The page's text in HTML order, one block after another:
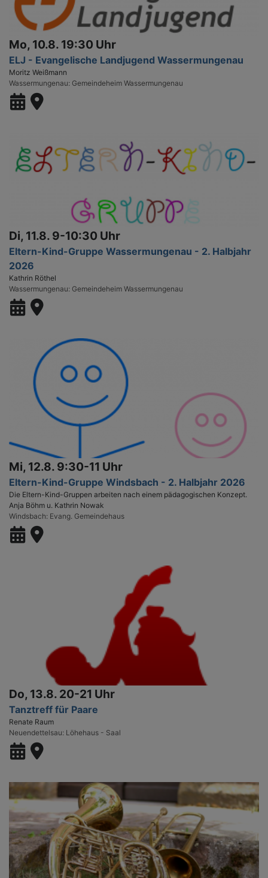
Mo, 10.8. 19:30 Uhr
ELJ - Evangelische Landjugend Wassermungenau
Moritz Weißmann
Wassermungenau Gemeindeheim Wassermungenau
Di, 11.8. 9-10:30 Uhr
Eltern-Kind-Gruppe Wassermungenau - 2. Halbjahr
2026
Kathrin Röthel
Wassermungenau Gemeindeheim Wassermungenau
Mi, 12.8. 9:30-11 Uhr
Eltern-Kind-Gruppe Windsbach - 2. Halbjahr 2026
Die Eltern-Kind-Gruppen arbeiten nach einem pädagogischen Konzept.
Anja Böhm u. Kathrin Nowak
Windsbach Evang. Gemeindehaus
Do, 13.8. 20-21 Uhr
Tanztreff für Paare
Renate Raum
Neuendettelsau Löhehaus - Saal